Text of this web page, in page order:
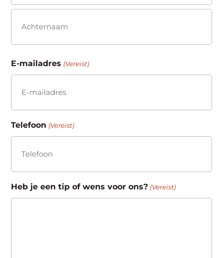
Voornaam
E-mailadres (Vereist)
Telefoon (Vereist)
Heb je een tip of wens voor ons? (Vereist)